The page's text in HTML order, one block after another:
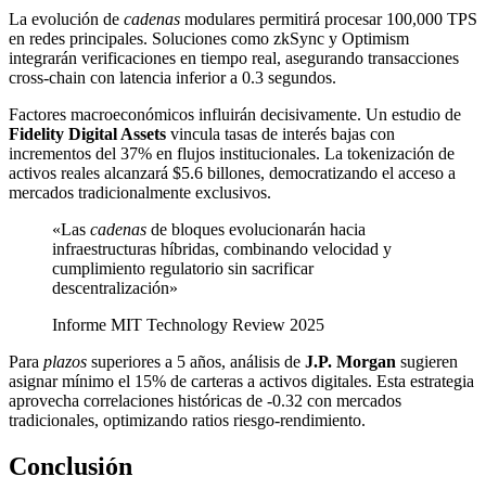
La evolución de cadenas modulares permitirá procesar 100,000 TPS
en redes principales. Soluciones como zkSync y Optimism
integrarán verificaciones en tiempo real, asegurando transacciones
cross-chain con latencia inferior a 0.3 segundos.
Factores macroeconómicos influirán decisivamente. Un estudio de
Fidelity Digital Assets vincula tasas de interés bajas con
incrementos del 37% en flujos institucionales. La tokenización de
activos reales alcanzará $5.6 billones, democratizando el acceso a
mercados tradicionalmente exclusivos.
«Las cadenas de bloques evolucionarán hacia
infraestructuras híbridas, combinando velocidad y
cumplimiento regulatorio sin sacrificar
descentralización»
Informe MIT Technology Review 2025
Para plazos superiores a 5 años, análisis de J.P. Morgan sugieren
asignar mínimo el 15% de carteras a activos digitales. Esta estrategia
aprovecha correlaciones históricas de -0.32 con mercados
tradicionales, optimizando ratios riesgo-rendimiento.
Conclusión